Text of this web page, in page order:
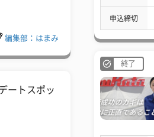
編集部：はまみ
ートスポッ
申込締切
終了